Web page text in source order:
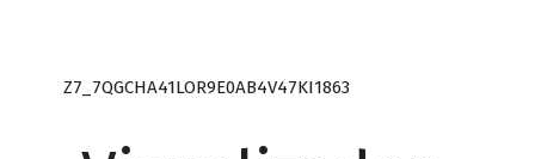
Z7_7QGCHA41LOR9E0AB4V47KI1863